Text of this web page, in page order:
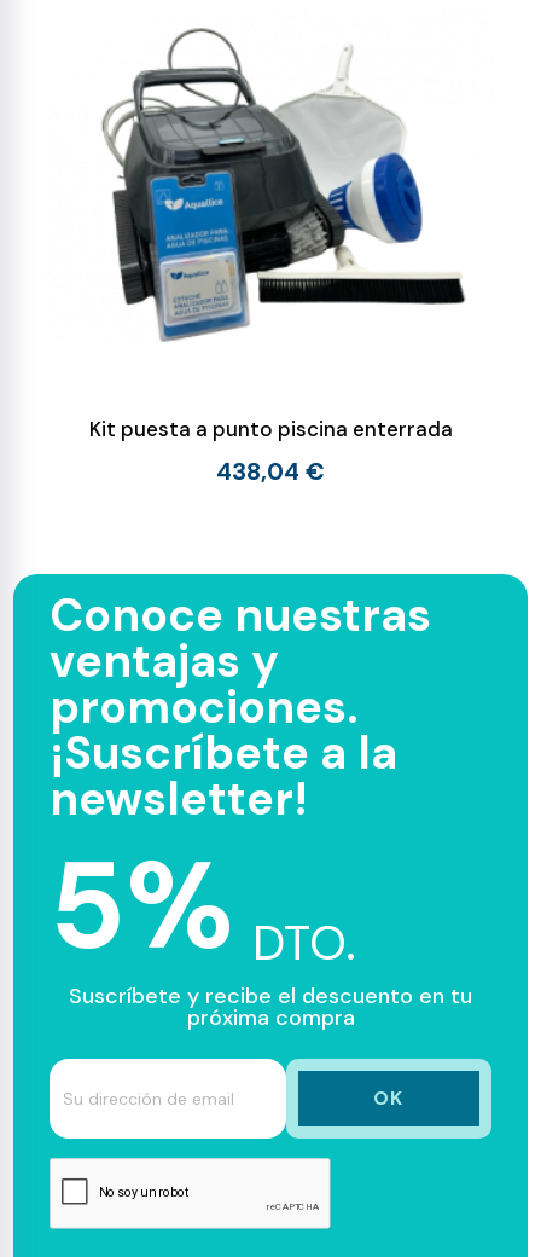
Kit puesta a punto piscina enterrada
438,04 €
Conoce nuestras
ventajas y
promociones.
¡Suscríbete a la
newsletter!
5% DTO.
Suscríbete y recibe el descuento en tu
próxima compra